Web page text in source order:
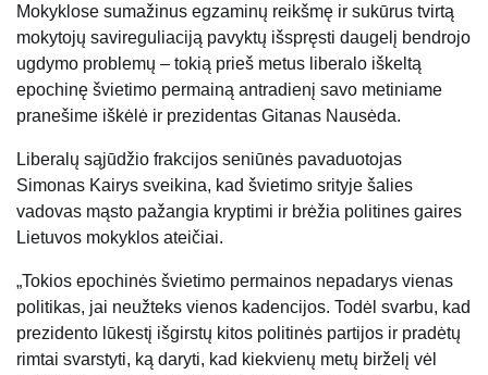
Mokyklose sumažinus egzaminų reikšmę ir sukūrus tvirtą
mokytojų savireguliaciją pavyktų išspręsti daugelį bendrojo
ugdymo problemų – tokią prieš metus liberalo iškeltą
epochinę švietimo permainą antradienį savo metiniame
pranešime iškėlė ir prezidentas Gitanas Nausėda.
Liberalų sąjūdžio frakcijos seniūnės pavaduotojas
Simonas Kairys sveikina, kad švietimo srityje šalies
vadovas mąsto pažangia kryptimi ir brėžia politines gaires
Lietuvos mokyklos ateičiai.
„Tokios epochinės švietimo permainos nepadarys vienas
politikas, jai neužteks vienos kadencijos. Todėl svarbu, kad
prezidento lūkestį išgirstų kitos politinės partijos ir pradėtų
rimtai svarstyti, ką daryti, kad kiekvienų metų birželį vėl